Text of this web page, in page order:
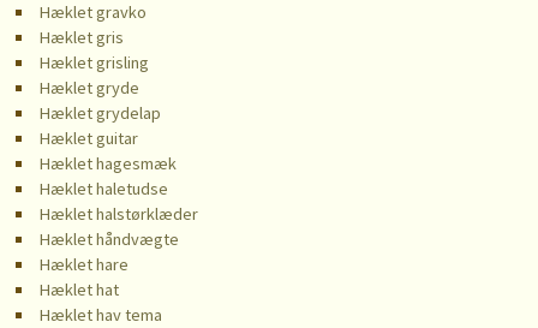
Hæklet gravko
Hæklet gris
Hæklet grisling
Hæklet gryde
Hæklet grydelap
Hæklet guitar
Hæklet hagesmæk
Hæklet haletudse
Hæklet halstørklæder
Hæklet håndvægte
Hæklet hare
Hæklet hat
Hæklet hav tema